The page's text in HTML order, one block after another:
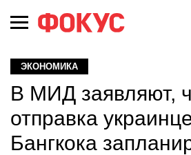
ЭКОНОМИКА
В МИД заявляют,
отправка
Бангкока